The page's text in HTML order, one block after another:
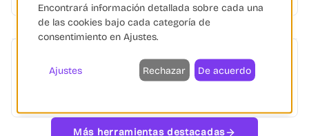
Automatización de Marketing
Systeme.io es una plataforma de marketing todo en uno
para lanzar y hacer crecer negocios online, con
Más herramientas destacadas
Encontrará información detallada sobre cada una
de las cookies bajo cada categoría de
consentimiento en Ajustes.
Ajustes Rechazar De acuerdo